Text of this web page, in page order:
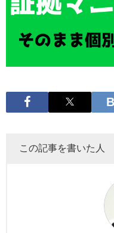
この記事を書いた人